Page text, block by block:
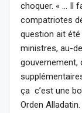
choquer. « … Il
compatriotes
question ait été
ministres, au-
gouvernement,
ça c’est une
Orden